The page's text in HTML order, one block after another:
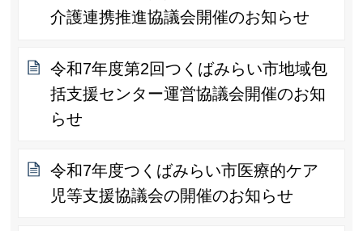
介護連携推進協議会開催のお知らせ
令和7年度第2回つくばみらい市地域包
括支援センター運営協議会開催のお知
らせ
令和7年度つくばみらい市医療的ケア
児等支援協議会の開催のお知らせ